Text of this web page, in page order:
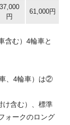
37,000
円
61,000円
含む）4輪車と
、4輪車）は②
け含む）、標準
ォークのロング